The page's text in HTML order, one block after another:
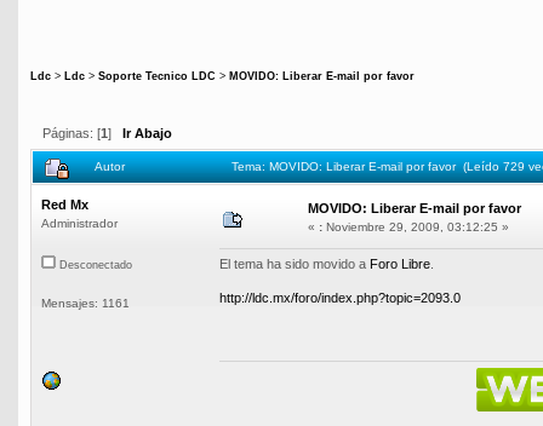
Ldc > Ldc > Soporte Tecnico LDC > MOVIDO: Liberar E-mail por favor
Páginas: [1 ] Ir Abajo
Autor Tema: MOVIDO: Liberar E-mail por favor (Leído 729
Red Mx
Administrador
Desconectado
Mensajes: 1161
MOVIDO: Liberar E-mail por favor
« : Noviembre 29, 2009, 03:12:25 »
El tema ha sido movido a Foro Libre
http://ldc.mx/foro/index.php?topic=2093.0